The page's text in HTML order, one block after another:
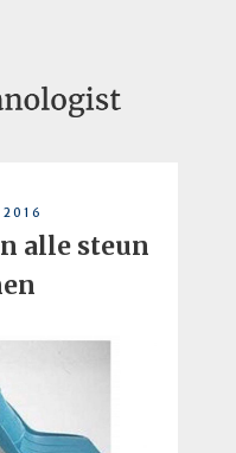
2016
alle steun